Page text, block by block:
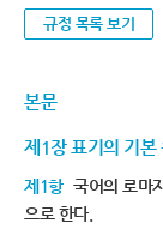
규정 목록 보기
본문
제1장 표기의 기본
제1항 국어의 로마
으로 한다.